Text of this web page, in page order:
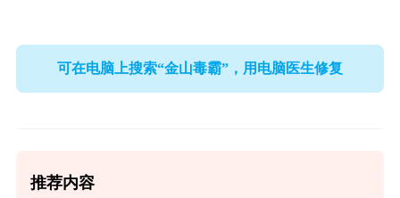
可在电脑上搜索“金山毒霸”，用电脑医生修复
推荐内容